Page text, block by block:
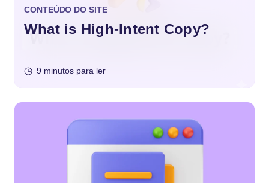
CONTEÚDO DO SITE
What is High-Intent Copy?
9 minutos para ler